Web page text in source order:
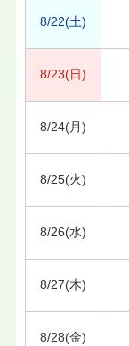
8/22(土)
8/23(日)
8/24(月)
8/25(火)
8/26(水)
8/27(木)
8/28(金)